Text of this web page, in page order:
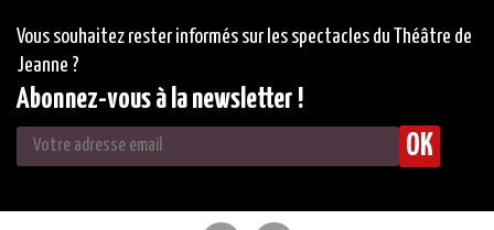
Vous souhaitez rester informés sur les spectacles du Théâtre de
Jeanne ?
Abonnez-vous à la newsletter !
OK